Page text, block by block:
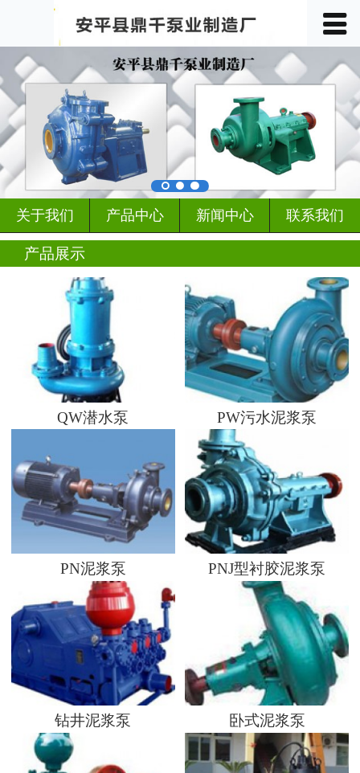
 首页
关于我们
产品中心
车间展示
客户见证
行业动态
新闻中心
联系我们
󰀥
关于我们 产品中心 新闻中心 联系我们
产品展示
QW潜水泵 PW污水泥浆泵
PN泥浆泵 PNJ型衬胶泥浆泵
钻井泥浆泵 卧式泥浆泵